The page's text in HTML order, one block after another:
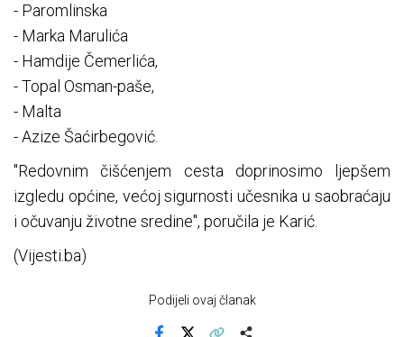
- Paromlinska
- Marka Marulića
- Hamdije Čemerlića,
- Topal Osman-paše,
- Malta
- Azize Šaćirbegović.
"Redovnim čišćenjem cesta doprinosimo ljepšem
izgledu općine, većoj sigurnosti učesnika u saobraćaju
i očuvanju životne sredine", poručila je Karić.
(Vijesti.ba)
Podijeli ovaj članak